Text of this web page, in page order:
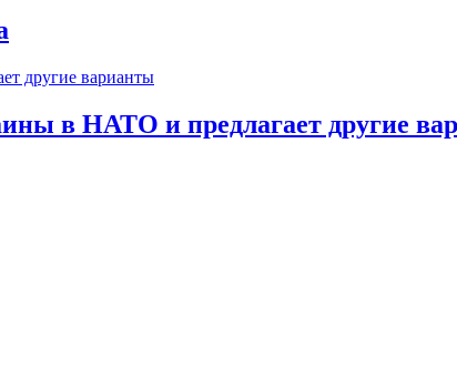
в НАТО и предлагает другие